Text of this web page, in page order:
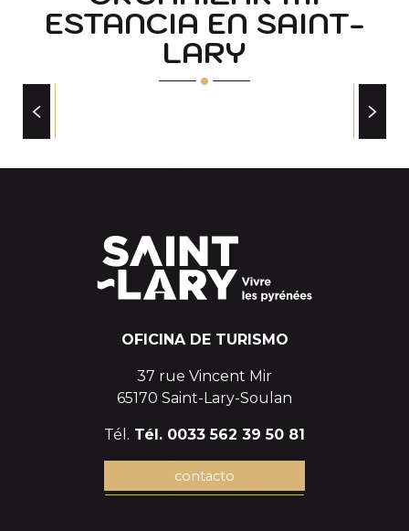
STEPHANE RIBET-MONITEUR VTT
CANYONING SAINT-LARY
PUMPTRACK SAINT-LARY
DAVID SARHY - MONITEUR DE VTT
ESTANCIA EN SAINT-
LARY
OFICINA DE TURISMO
37 rue Vincent Mir
65170 Saint-Lary-Soulan
Tél. Tél. 0033 562 39 50 81
contacto